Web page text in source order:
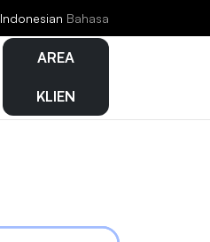
Indonesian Bahasa
AREA
KLIEN